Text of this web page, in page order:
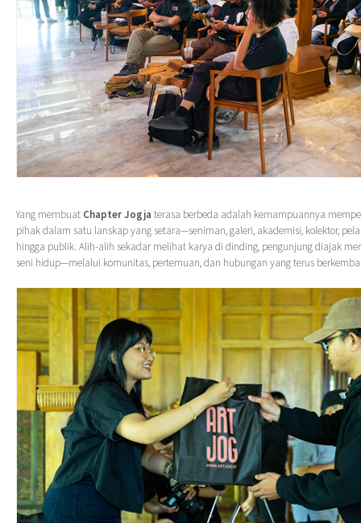
Yang membuat Chapter Jogja terasa berbeda adalah kemampuannya
pihak dalam satu lanskap yang setara—seniman, galeri, akademisi, kolektor,
hingga publik. Alih-alih sekadar melihat karya di dinding, pengunjung diajak
seni hidup—melalui komunitas, pertemuan, dan hubungan yang terus